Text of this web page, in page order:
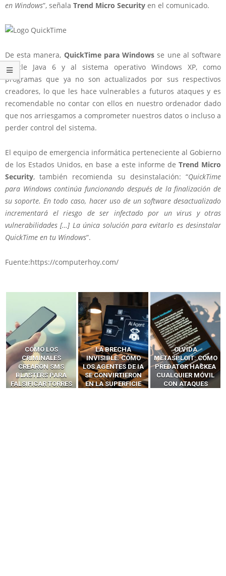
en Windows”, señala Trend Micro Security en el comunicado.
De esta manera, QuickTime para Windows se une al software
Oracle Java 6 y al sistema operativo Windows XP, como
programas que ya no son actualizados por sus respectivos
creadores, lo que les hace vulnerables a futuros ataques y es
recomendable no contar con ellos en nuestro ordenador dado
que nos arriesgamos a comprometer nuestros datos o incluso a
perder control del sistema.
El equipo de emergencia informática perteneciente al Gobierno
de los Estados Unidos, en base a este informe de Trend Micro
Security, también recomienda su desinstalación: “QuickTime
para Windows continúa funcionando después de la finalización de
su soporte. En todo caso, hacer uso de un software desactualizado
incrementará el riesgo de ser infectado por un virus y otras
vulnerabilidades […] La única solución para evitarlo es desinstalar
QuickTime en tu Windows”.
Fuente:https://computerhoy.com/
LA BRECHA
INVISIBLE: CÓMO
LOS AGENTES DE IA
SE CONVIRTIERON
EN LA SUPERFICIE
OLVIDA
METASPLOIT: CÓMO
PREDATOR HACKEA
CUALQUIER MÓVIL
CON ATAQUES
CÓMO LOS HACKERS
INTERCEPTAN OTPS
Y LLAMADAS
MÓVILES SIN
‘HACKEAR’ — EL